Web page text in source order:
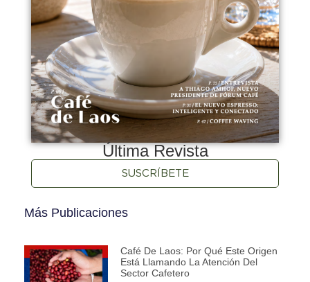
Última Revista
SUSCRÍBETE
Más Publicaciones
Café De Laos: Por Qué Este Origen
Está Llamando La Atención Del
Sector Cafetero